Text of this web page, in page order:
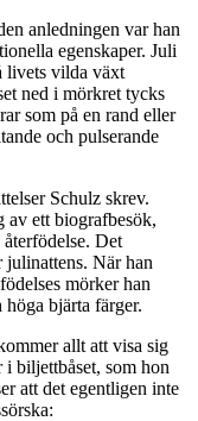
anledningen var han
egenskaper. Juli
livets vilda växt
ned i mörkret tycks
som på en rand eller
och pulserande
Schulz skrev.
ett biografbesök,
Det
julinattens. När han
mörker han
bjärta färger.
allt att visa sig
biljettbåset, som hon
att det egentligen inte